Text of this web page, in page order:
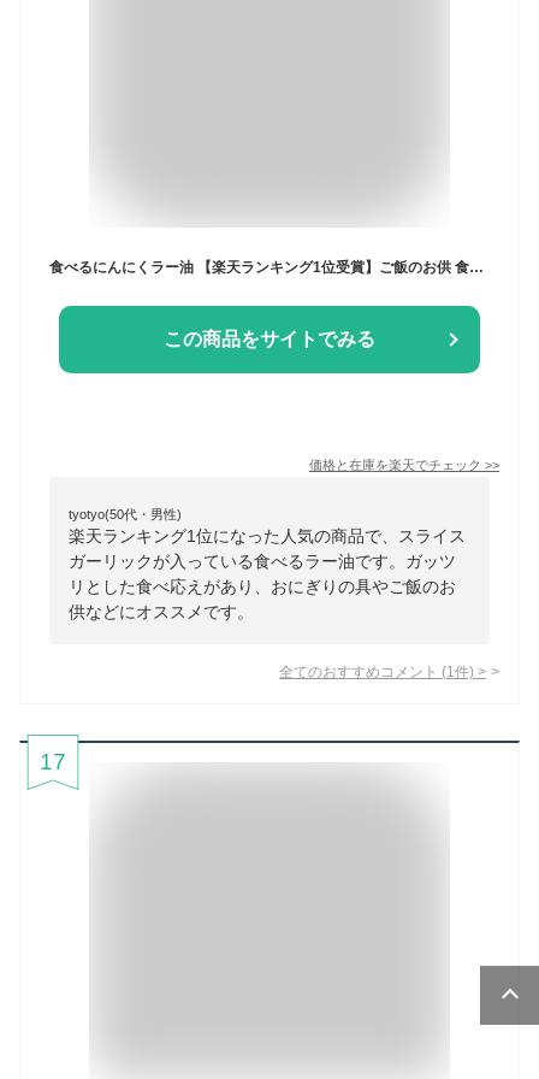
食べるにんにくラー油 【楽天ランキング1位受賞】ご飯のお供 食べるラー油 おつまみ 万能調味料 スライスガーリック にんにくラー油 おかずラー油 ガーリックラー油
この商品をサイトでみる
価格と在庫を楽天でチェック >>
tyotyo(50代・男性)
楽天ランキング1位になった人気の商品で、スライス
ガーリックが入っている食べるラー油です。ガッツ
リとした食べ応えがあり、おにぎりの具やご飯のお
供などにオススメです。
全てのおすすめコメント (1 件) >
17